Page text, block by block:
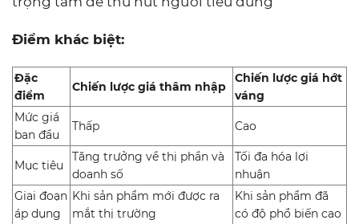
Điểm khác biệt:
Đặc
điểm
Chiến lược giá thâm nhập
Chiến lược giá hớt
váng
Mức giá
ban đầu
Thấp Cao
Mục tiêu
Tăng trưởng về thị phần và
doanh số
Tối đa hóa lợi
nhuận
Giai đoạn
áp dụng
Khi sản phẩm mới được ra
mắt thị trường
Khi sản phẩm đã
có độ phổ biến cao